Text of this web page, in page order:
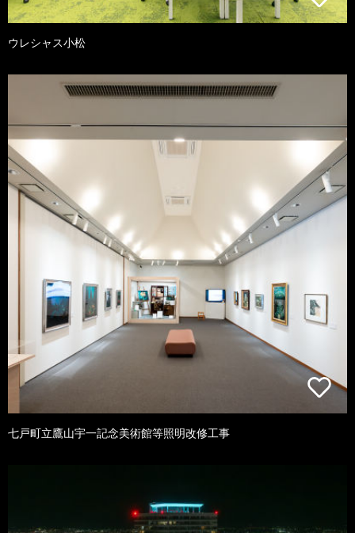
ウレシャス小松
七戸町立鷹山宇一記念美術館等照明改修工事